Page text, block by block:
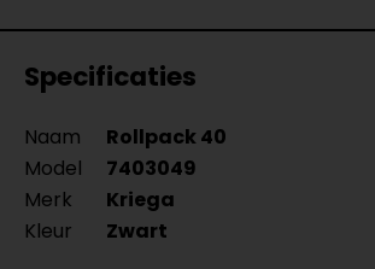
Specificaties
Naam
Rollpack 40
Model
7403049
Merk
Kriega
Kleur
Zwart